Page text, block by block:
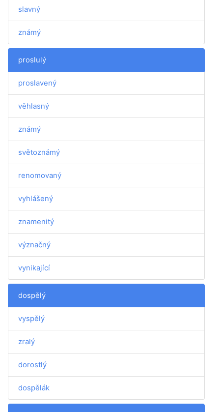
slavný
známý
proslulý
proslavený
věhlasný
známý
světoznámý
renomovaný
vyhlášený
znamenitý
význačný
vynikající
dospělý
vyspělý
zralý
dorostlý
dospělák